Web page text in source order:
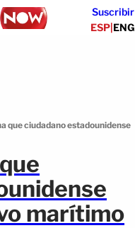
Suscribir
ESP|ENG
que ciudadano estadounidense
marítimo